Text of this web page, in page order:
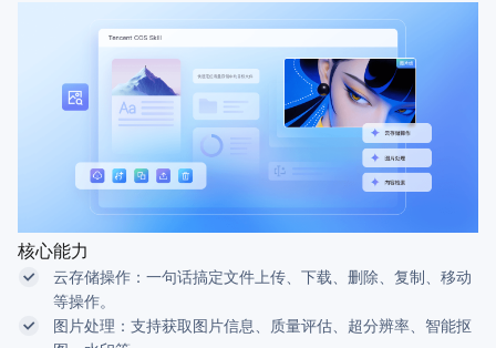
核心能力
云存储操作：一句话搞定文件上传、下载、删除、复制、移动
等操作。
图片处理：支持获取图片信息、质量评估、超分辨率、智能抠